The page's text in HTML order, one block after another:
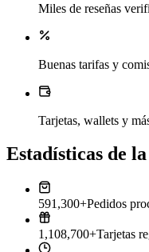
Miles de reseñas
Buenas tarifas y
Tarjetas, wallets y
Estadísticas de
591,300+Pedidos
1,108,700+Tarjetas